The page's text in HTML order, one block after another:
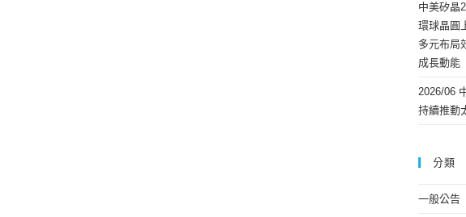
中美矽晶
環球晶圓
多元布局
成長動能
2026/06
持續推動
分類
一般公告